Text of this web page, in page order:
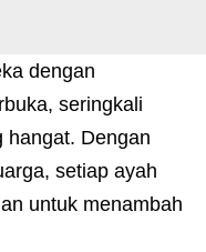
dengan
seringkali
hangat. Dengan
setiap ayah
untuk menambah